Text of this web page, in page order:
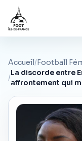
Accueil/Football
/
La discorde entre
affrontement qui